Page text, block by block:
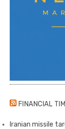
FINANCIAL
Iranian missile